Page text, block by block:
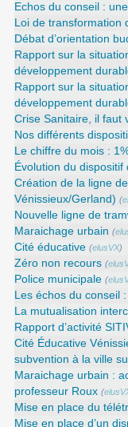
Echos du conseil :
Loi de transformation
Débat d’orientation
Rapport sur la
développement
Rapport sur la
développement
Crise Sanitaire, il faut
Nos différents
Le chiffre du mois :
Évolution du
Création de la ligne
Vénissieux/Gerland) (
Nouvelle ligne de
Maraichage urbain (
Cité éducative (elusVX)
Zéro non recours (
Police municipale (
Les échos du conseil
La mutualisation
Rapport d’activité
Cité Éducative
subvention à la ville
Maraichage urbain :
professeur Roux (
Mise en place du
Mise en place d’un